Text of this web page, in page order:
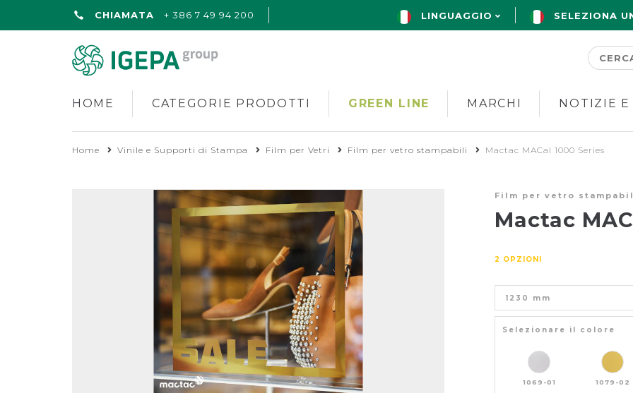
CHIAMATA + 386 7 49 94 200 LINGUAGGIO SELEZIONA
HOME CATEGORIE PRODOTTI GREEN LINE MARCHI NOTIZIE E
Home Vinile e Supporti di Stampa Film per Vetri Film per vetro stampabili Mactac MACal 1000 Series
Film per vetro
Mactac
2 OPZIONI
1230 mm
Selezionare il colore
1069-01 1079-02